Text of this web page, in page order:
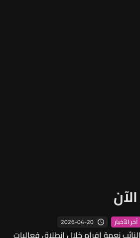
آخر الأخبار 2026-04-20